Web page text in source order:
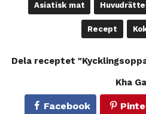
Asiatisk mat
Recept
Dela receptet
Kha
Facebook